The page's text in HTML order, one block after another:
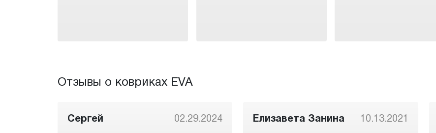
Отзывы о ковриках EVA
Сергей 02.29.2024 Елизавета Занина 10.13.2021